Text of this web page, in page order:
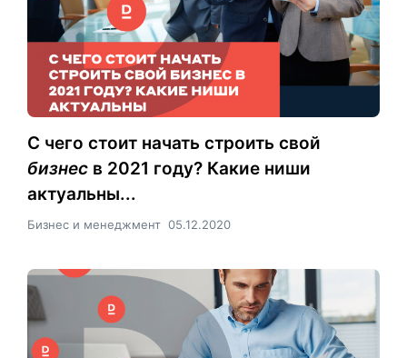
С чего стоит начать строить свой
бизнес в 2021 году? Какие ниши
актуальны...
Бизнес и менеджмент 05.12.2020